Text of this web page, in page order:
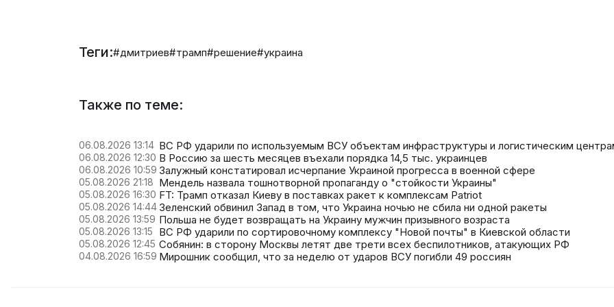
Теги:#дмитриев#трамп#решение#украина
Также по теме:
06.08.2026 13:14 ВС РФ ударили по используемым ВСУ объектам инфраструктуры и логистическим
06.08.2026 12:30 В Россию за шесть месяцев въехали порядка 14,5 тыс. украинцев
06.08.2026 10:59 Залужный констатировал исчерпание Украиной прогресса в военной сфере
05.08.2026 21:18 Мендель назвала тошнотворной пропаганду о "стойкости Украины"
05.08.2026 16:30 FT: Трамп отказал Киеву в поставках ракет к комплексам Patriot
05.08.2026 14:44 Зеленский обвинил Запад в том, что Украина ночью не сбила ни одной ракеты
05.08.2026 13:59 Польша не будет возвращать на Украину мужчин призывного возраста
05.08.2026 13:15 ВС РФ ударили по сортировочному комплексу "Новой почты" в Киевской области
05.08.2026 12:45 Собянин: в сторону Москвы летят две трети всех беспилотников, атакующих РФ
04.08.2026 16:59 Мирошник сообщил, что за неделю от ударов ВСУ погибли 49 россиян